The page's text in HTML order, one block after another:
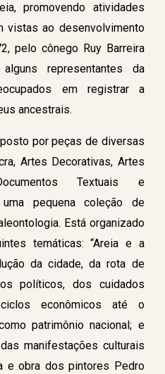
promovendo atividades
vistas ao desenvolvimento
pelo cônego Ruy Barreira
representantes da
em registrar a
ancestrais.
por peças de diversas
Artes Decorativas, Artes
Textuais e
pequena coleção de
Está organizado
temáticas: “Areia e a
da cidade, da rota de
políticos, dos cuidados
econômicos até o
patrimônio nacional; e
manifestações culturais
e obra dos pintores Pedro